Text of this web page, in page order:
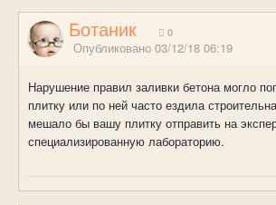
Ботаник 0
Опубликовано 03/12/18 06:19
Нарушение правил заливки бетона могло
плитку или по ней часто ездила
мешало бы вашу плитку отправить на
специализированную лабораторию.